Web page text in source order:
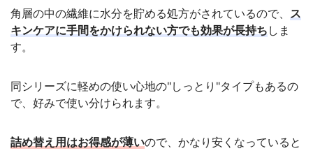
角層の中の繊維に水分を貯める処方がされているので、 ス
キンケアに手間をかけられない方でも効果が長持ち しま
す。
同シリーズに軽めの使い心地の"しっとり"タイプもあるの
で、好みで使い分けられます。
詰め替え用はお得感が薄いので、かなり安くなっていると